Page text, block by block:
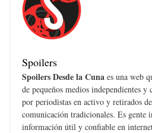
Spoilers
Spoilers Desde la Cuna es una web
de pequeños medios independientes
por periodistas en activo y retirados
comunicación tradicionales. Es gente
información útil y confiable en